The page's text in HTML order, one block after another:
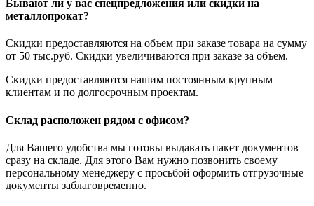
Бывают ли у вас спецпредложения или скидки на
металлопрокат?
Скидки предоставляются на объем при заказе товара на сумму
от 50 тыс.руб. Скидки увеличиваются при заказе за объем.
Скидки предоставляются нашим постоянным крупным
клиентам и по долгосрочным проектам.
Склад расположен рядом с офисом?
Для Вашего удобства мы готовы выдавать пакет документов
сразу на складе. Для этого Вам нужно позвонить своему
персональному менеджеру с просьбой оформить отгрузочные
документы заблаговременно.